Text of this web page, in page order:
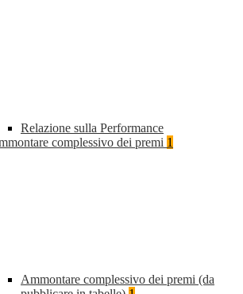
Relazione sulla Performance
complessivo dei premi 1
Ammontare complessivo dei premi (da